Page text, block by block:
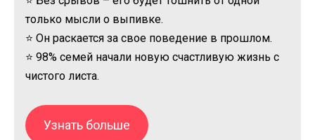
только мысли о выпивке.
⭐ Он раскается за свое поведение в прошлом.
⭐ 98% семей начали новую счастливую жизнь с
чистого листа.
Узнать больше